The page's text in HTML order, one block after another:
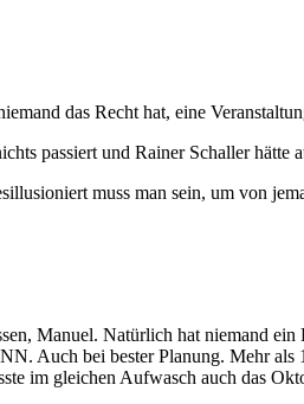
das Recht hat, eine
passiert und Rainer Schaller hätte
muss man sein, um von
Manuel. Natürlich hat niemand
Auch bei bester Planung. Mehr
im gleichen Aufwasch auch das